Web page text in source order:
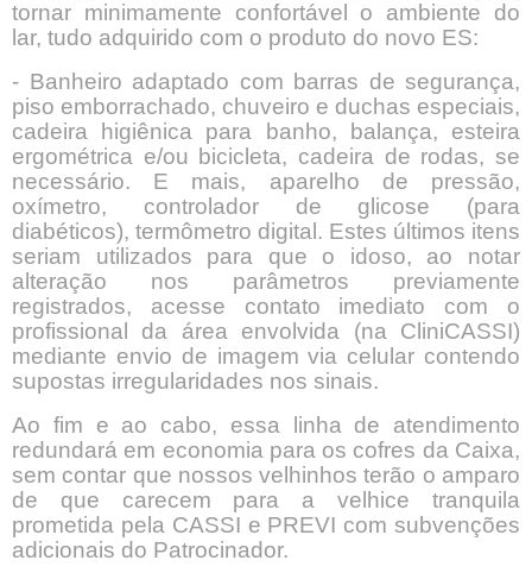
tornar minimamente confortável o ambiente do
lar, tudo adquirido com o produto do novo ES:
- Banheiro adaptado com barras de segurança,
piso emborrachado, chuveiro e duchas especiais,
cadeira higiênica para banho, balança, esteira
ergométrica e/ou bicicleta, cadeira de rodas, se
necessário. E mais, aparelho de pressão,
oxímetro, controlador de glicose (para
diabéticos), termômetro digital. Estes últimos itens
seriam utilizados para que o idoso, ao notar
alteração nos parâmetros previamente
registrados, acesse contato imediato com o
profissional da área envolvida (na CliniCASSI)
mediante envio de imagem via celular contendo
supostas irregularidades nos sinais.
Ao fim e ao cabo, essa linha de atendimento
redundará em economia para os cofres da Caixa,
sem contar que nossos velhinhos terão o amparo
de que carecem para a velhice tranquila
prometida pela CASSI e PREVI com subvenções
adicionais do Patrocinador.